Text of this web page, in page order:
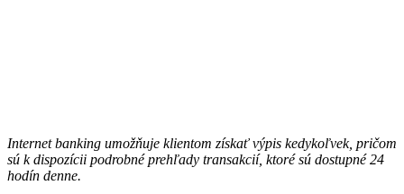
Internet banking umožňuje klientom získať výpis kedykoľvek, pričom
sú k dispozícii podrobné prehľady transakcií, ktoré sú dostupné 24
hodín denne.